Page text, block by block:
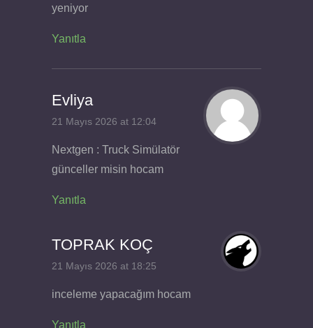
yeniyor
Yanıtla
Evliya
21 Mayıs 2026 at 12:04
Nextgen : Truck Simülatör
günceller misin hocam
Yanıtla
TOPRAK KOÇ
21 Mayıs 2026 at 18:25
inceleme yapacağım hocam
Yanıtla